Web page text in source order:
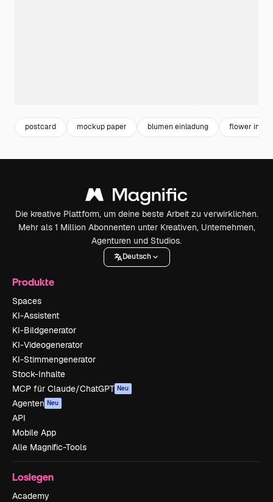
postcard mockup paper blumen einladung flower
Die kreative Plattform, um deine beste Arbeit zu verwirklichen.
Mehr als 1 Million Abonnenten unter Kreativen, Unternehmen,
Agenturen und Studios.
Deutsch
Produkte
Spaces
KI-Assistent
KI-Bildgenerator
KI-Videogenerator
KI-Stimmengenerator
Stock-Inhalte
MCP für Claude/ChatGPT Neu
Agenten Neu
API
Mobile App
Alle Magnific-Tools
Loslegen
Academy